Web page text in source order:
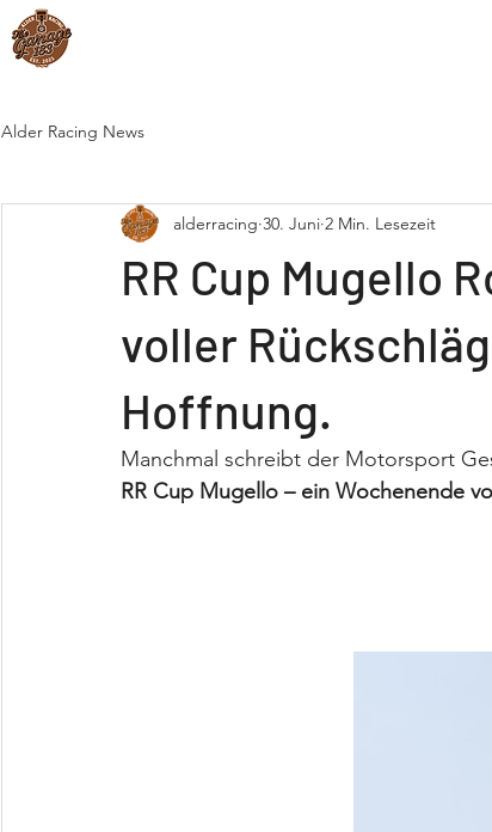
Alder Racing News
RR Cup Mugello
voller
Hoffnung.
alderracing 30. Juni 2 Min. Lesezeit
Manchmal schreibt der Motorsport
RR Cup Mugello – ein Wochenende